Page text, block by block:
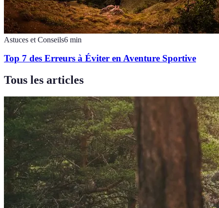
Astuces et Conseils6 min
Top 7 des Erreurs à Éviter en Aventure Sportive
Tous les articles